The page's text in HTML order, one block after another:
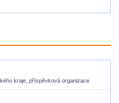
kraje, příspěvková organizace